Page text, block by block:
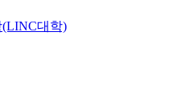
대학)